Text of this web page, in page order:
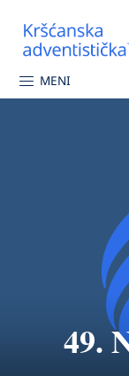
MENI
49.